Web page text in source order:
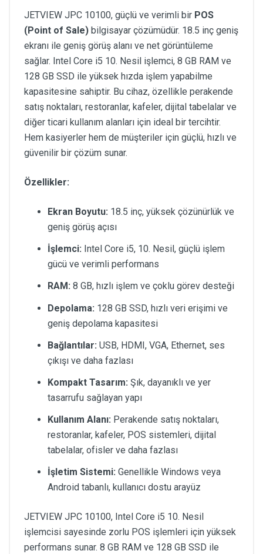
JETVIEW JPC 10100, güçlü ve verimli bir POS
(Point of Sale) bilgisayar çözümüdür. 18.5 inç geniş
ekranı ile geniş görüş alanı ve net görüntüleme
sağlar. Intel Core i5 10. Nesil işlemci, 8 GB RAM ve
128 GB SSD ile yüksek hızda işlem yapabilme
kapasitesine sahiptir. Bu cihaz, özellikle perakende
satış noktaları, restoranlar, kafeler, dijital tabelalar ve
diğer ticari kullanım alanları için ideal bir tercihtir.
Hem kasiyerler hem de müşteriler için güçlü, hızlı ve
güvenilir bir çözüm sunar.
Özellikler:
Ekran Boyutu: 18.5 inç, yüksek çözünürlük ve
geniş görüş açısı
İşlemci: Intel Core i5, 10. Nesil, güçlü işlem
gücü ve verimli performans
RAM: 8 GB, hızlı işlem ve çoklu görev desteği
Depolama: 128 GB SSD, hızlı veri erişimi ve
geniş depolama kapasitesi
Bağlantılar: USB, HDMI, VGA, Ethernet, ses
çıkışı ve daha fazlası
Kompakt Tasarım: Şık, dayanıklı ve yer
tasarrufu sağlayan yapı
Kullanım Alanı: Perakende satış noktaları,
restoranlar, kafeler, POS sistemleri, dijital
tabelalar, ofisler ve daha fazlası
İşletim Sistemi: Genellikle Windows veya
Android tabanlı, kullanıcı dostu arayüz
JETVIEW JPC 10100, Intel Core i5 10. Nesil
işlemcisi sayesinde zorlu POS işlemleri için yüksek
performans sunar. 8 GB RAM ve 128 GB SSD ile